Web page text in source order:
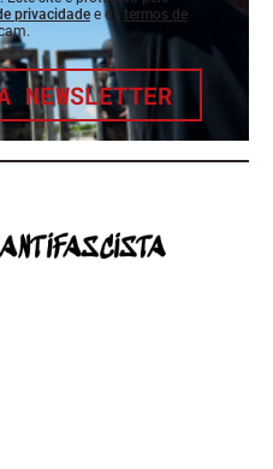
privacidade e os termos de
NEWSLETTER